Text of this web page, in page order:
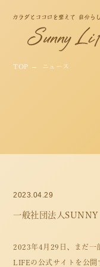
TOP ニュース
2023.04.29
一般社団法人
2023年4月29日、まだ一
LIFEの公式サイトを公開